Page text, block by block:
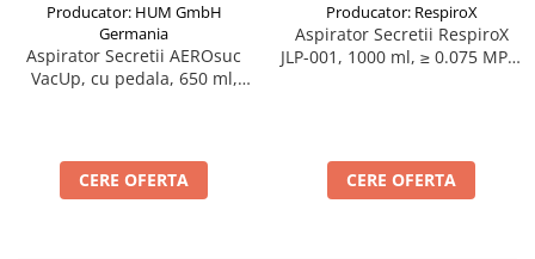
Producator: HUM GmbH
Germania
Aspirator Secretii AEROsuc
VacUp, cu pedala, 650 ml,
CERE OFERTA
Producator: RespiroX
Aspirator Secretii RespiroX
JLP-001, 1000 ml, ≥ 0.075 MPa,
CERE OFERTA